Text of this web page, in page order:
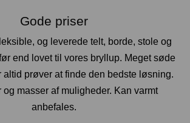
Gode priser
og leverede telt, borde, stole og
end lovet til vores bryllup. Meget søde
altid prøver at finde den bedste løsning.
og masser af muligheder. Kan varmt
anbefales.